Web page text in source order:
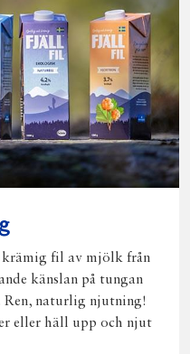
fil av mjölk från
känslan på tungan
Ren, naturlig njutning!
eller häll upp och njut